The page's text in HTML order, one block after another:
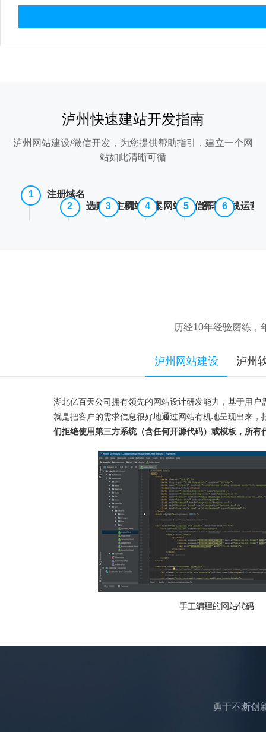
泸州快速建站开发指南
泸州网站建设/微信开发，为您提供帮助指引，建立一个网
站如此清晰可循
注册域名
选购云主机网站备案 网站/微信开发
部署上线运营
历经10年经验磨练，
泸州网站建设 泸州
湖北亿百天公司拥有领先的网站设计研发能力，基于用
就是把客户的需求信息很好地通过网站有机地呈现出来
们拒绝使用第三方系统（含任何开源代码）或模板，所
勇于不断创